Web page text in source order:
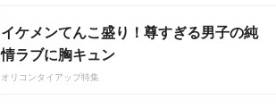
イケメンてんこ盛り！尊すぎる男子の純
情ラブに胸キュン
オリコンタイアップ特集